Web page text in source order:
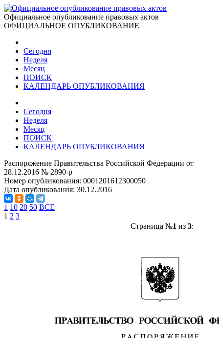
Официальное опубликование правовых актов
ОФИЦИАЛЬНОЕ ОПУБЛИКОВАНИЕ
Сегодня
Неделя
Месяц
ПОИСК
КАЛЕНДАРЬ ОПУБЛИКОВАНИЯ
Сегодня
Неделя
Месяц
ПОИСК
КАЛЕНДАРЬ ОПУБЛИКОВАНИЯ
Распоряжение Правительства Российской Федерации от
28.12.2016 № 2890-р
Номер опубликования: 0001201612300050
Дата опубликования: 30.12.2016
1 10 20 50 ВСЕ
1 2 3
Страница №1 из 3: